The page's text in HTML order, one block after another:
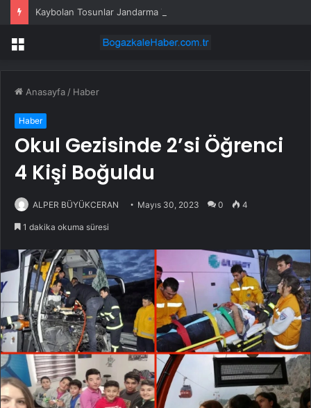
Kaybolan Tosunlar Jandarma Tarafından Bulundu
Menü
Anasayfa / Haber
Haber
Okul Gezisinde 2’si Öğrenci
4 Kişi Boğuldu
ALPER BÜYÜKCERAN Mayıs 30, 2023 0 4
1 dakika okuma süresi